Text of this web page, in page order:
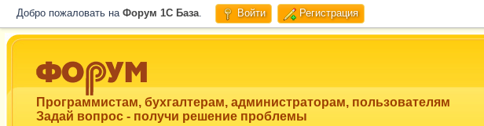
Добро пожаловать на Форум 1C База. Войти Регистрация
Программистам, бухгалтерам, администраторам, пользователям
Задай вопрос - получи решение проблемы